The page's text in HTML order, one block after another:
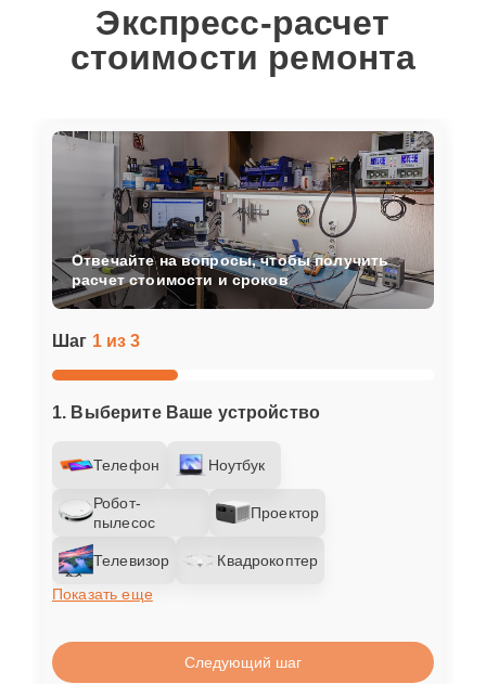
Экспресс-расчет
стоимости ремонта
Шаг 1 из 3
1. Выберите Ваше устройство
Телефон Ноутбук
Робот-
пылесос
Проектор
Телевизор
Квадрокоптер
Показать еще
Отвечайте на вопросы, чтобы получить
расчет стоимости и сроков
Следующий шаг